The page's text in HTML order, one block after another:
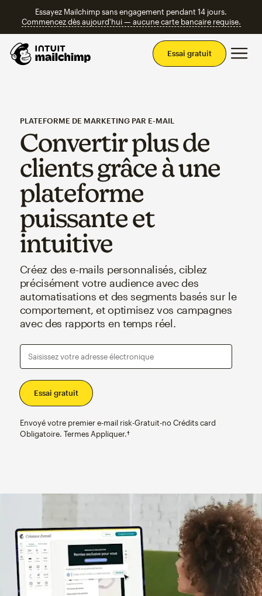
Essayez Mailchimp sans engagement pendant 14 jours.
Commencez dès aujourd'hui — aucune carte bancaire requise.
Essai gratuit
PLATEFORME DE MARKETING PAR E-MAIL
Convertir plus de
clients grâce à une
plateforme
puissante et
intuitive
Créez des e-mails personnalisés, ciblez
précisément votre audience avec des
automatisations et des segments basés sur le
comportement, et optimisez vos campagnes
avec des rapports en temps réel.
Saisissez votre adresse électronique
Envoyé votre premier e-mail risk-Gratuit-no Crédits card
Obligatoire. Termes Appliquer.†